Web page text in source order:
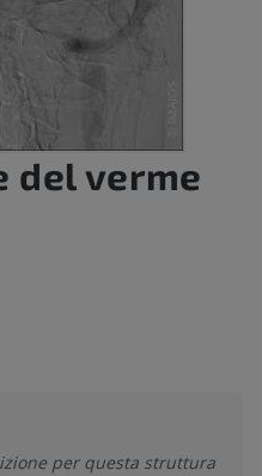
del verme
per questa struttura